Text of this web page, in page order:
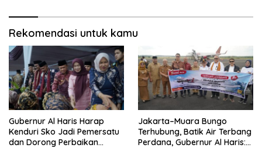
Rekomendasi untuk kamu
Gubernur Al Haris Harap
Kenduri Sko Jadi Pemersatu
dan Dorong Perbaikan
Jakarta–Muara Bungo
Terhubung, Batik Air Terbang
Perdana, Gubernur Al Haris: